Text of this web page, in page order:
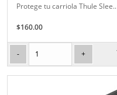
Protege tu carriola Thule Slee..
$160.00